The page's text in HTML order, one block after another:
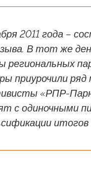
2011 года –
В тот же
региональных
приурочили
«РПР-
с одиночными
итогов